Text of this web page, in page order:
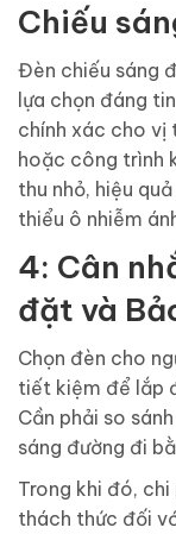
Chiếu
Đèn chiếu sáng
lựa chọn đáng
chính xác cho vị
hoặc công trình
thu nhỏ, hiệu
thiểu ô nhiễm
4: Cân
đặt và
Chọn đèn cho
tiết kiệm để lắp
Cần phải so
sáng đường đi
Trong khi đó,
thách thức đối